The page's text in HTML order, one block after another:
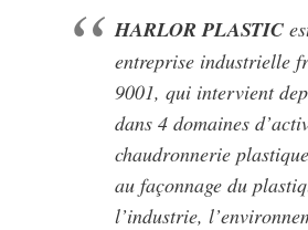
HARLOR PLASTIC
entreprise industrielle
9001, qui intervient
dans 4 domaines
chaudronnerie
au façonnage du
l’industrie,